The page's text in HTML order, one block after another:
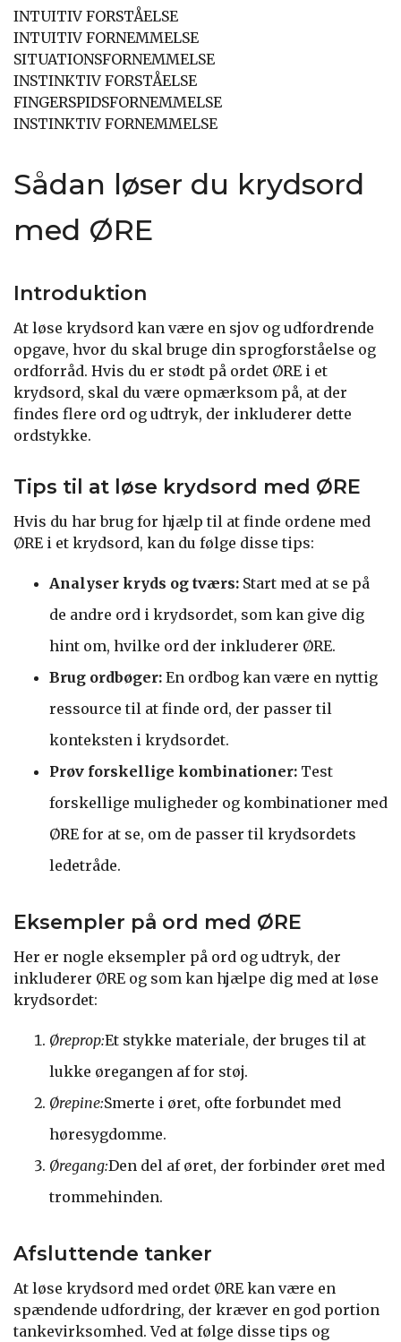
INTUITIV FORSTÅELSE
INTUITIV FORNEMMELSE
SITUATIONSFORNEMMELSE
INSTINKTIV FORSTÅELSE
FINGERSPIDSFORNEMMELSE
INSTINKTIV FORNEMMELSE
Sådan løser du krydsord
med ØRE
Introduktion
At løse krydsord kan være en sjov og udfordrende
opgave, hvor du skal bruge din sprogforståelse og
ordforråd. Hvis du er stødt på ordet ØRE i et
krydsord, skal du være opmærksom på, at der
findes flere ord og udtryk, der inkluderer dette
ordstykke.
Tips til at løse krydsord med ØRE
Hvis du har brug for hjælp til at finde ordene med
ØRE i et krydsord, kan du følge disse tips:
Analyser kryds og tværs: Start med at se på
de andre ord i krydsordet, som kan give dig
hint om, hvilke ord der inkluderer ØRE.
Brug ordbøger: En ordbog kan være en nyttig
ressource til at finde ord, der passer til
konteksten i krydsordet.
Prøv forskellige kombinationer: Test
forskellige muligheder og kombinationer med
ØRE for at se, om de passer til krydsordets
ledetråde.
Eksempler på ord med ØRE
Her er nogle eksempler på ord og udtryk, der
inkluderer ØRE og som kan hjælpe dig med at løse
krydsordet:
Øreprop:Et stykke materiale, der bruges til at
lukke øregangen af for støj.
Ørepine:Smerte i øret, ofte forbundet med
høresygdomme.
Øregang:Den del af øret, der forbinder øret med
trommehinden.
Afsluttende tanker
At løse krydsord med ordet ØRE kan være en
spændende udfordring, der kræver en god portion
tankevirksomhed. Ved at følge disse tips og